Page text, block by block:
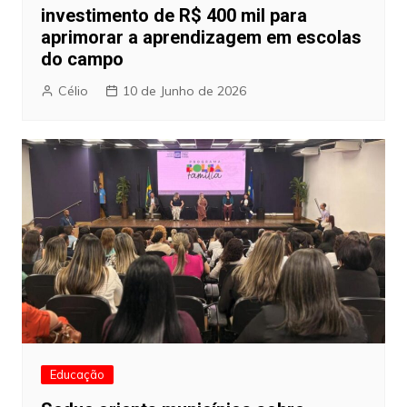
investimento de R$ 400 mil para
aprimorar a aprendizagem em escolas
do campo
Célio 10 de Junho de 2026
Educação